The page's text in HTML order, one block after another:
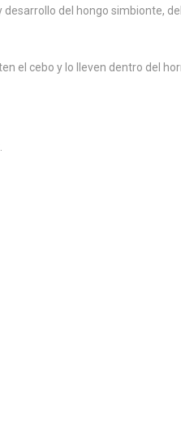
del hongo simbionte,
el cebo y lo lleven dentro del